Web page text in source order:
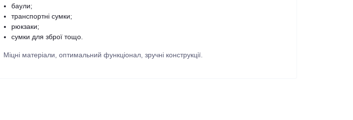
баули;
транспортні сумки;
рюкзаки;
сумки для зброї тощо.
Міцні матеріали, оптимальний функціонал, зручні конструкції.